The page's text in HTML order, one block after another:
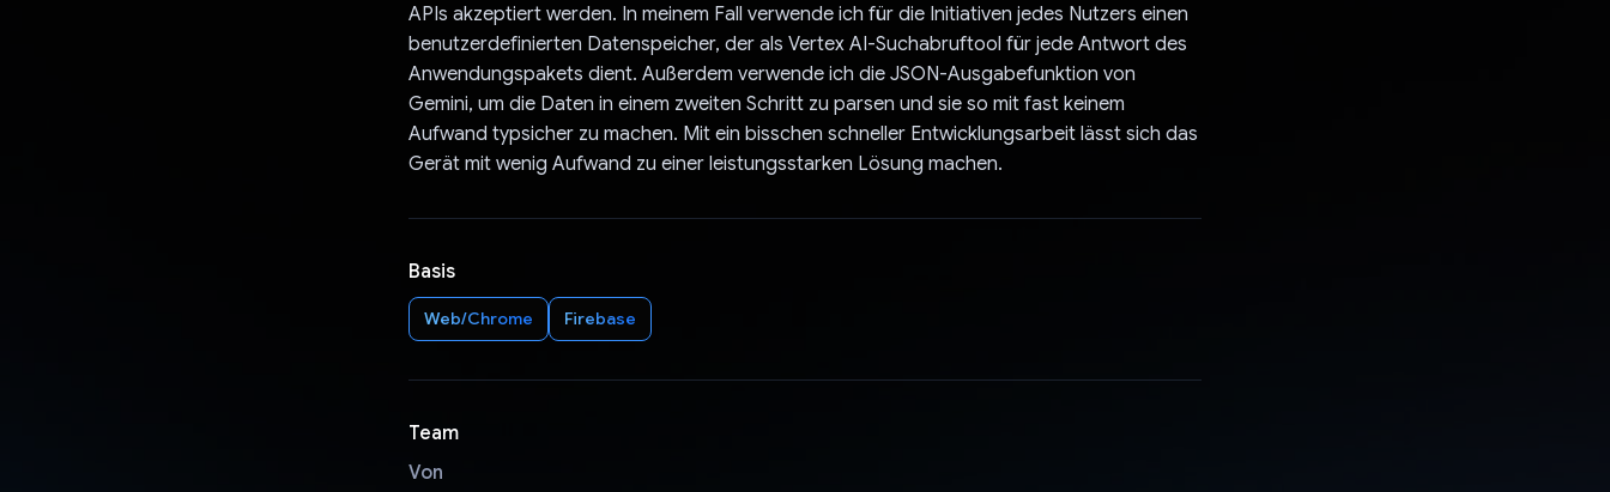
APIs akzeptiert werden. In meinem Fall verwende ich für die Initiativen jedes Nutzers einen
benutzerdefinierten Datenspeicher, der als Vertex AI-Suchabruftool für jede Antwort des
Anwendungspakets dient. Außerdem verwende ich die JSON-Ausgabefunktion von
Gemini, um die Daten in einem zweiten Schritt zu parsen und sie so mit fast keinem
Aufwand typsicher zu machen. Mit ein bisschen schneller Entwicklungsarbeit lässt sich das
Gerät mit wenig Aufwand zu einer leistungsstarken Lösung machen.
Basis
Web/Chrome Firebase
Team
Von